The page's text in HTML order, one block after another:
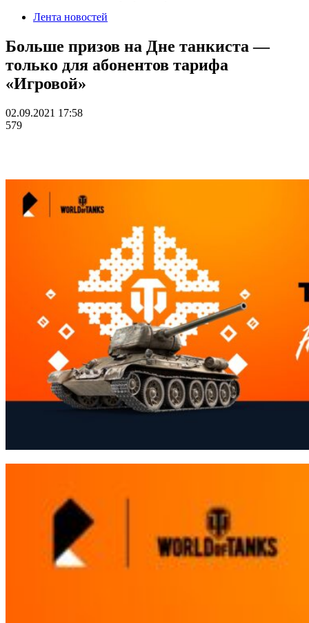
Лента новостей
Больше призов на Дне танкиста —
только для абонентов тарифа
«Игровой»
02.09.2021 17:58
579